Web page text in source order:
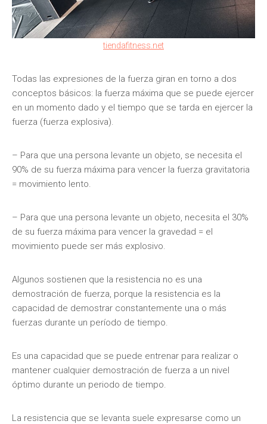
tiendafitness.net
Todas las expresiones de la fuerza giran en torno a dos
conceptos básicos: la fuerza máxima que se puede ejercer
en un momento dado y el tiempo que se tarda en ejercer la
fuerza (fuerza explosiva).
– Para que una persona levante un objeto, se necesita el
90% de su fuerza máxima para vencer la fuerza gravitatoria
= movimiento lento.
– Para que una persona levante un objeto, necesita el 30%
de su fuerza máxima para vencer la gravedad = el
movimiento puede ser más explosivo.
Algunos sostienen que la resistencia no es una
demostración de fuerza, porque la resistencia es la
capacidad de demostrar constantemente una o más
fuerzas durante un período de tiempo.
Es una capacidad que se puede entrenar para realizar o
mantener cualquier demostración de fuerza a un nivel
óptimo durante un periodo de tiempo.
La resistencia que se levanta suele expresarse como un